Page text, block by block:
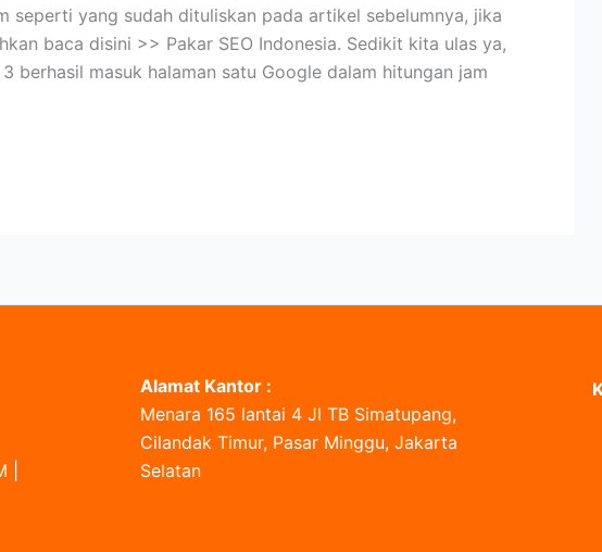
seperti yang sudah dituliskan pada artikel sebelumnya, jika
baca disini >> Pakar SEO Indonesia. Sedikit kita ulas ya,
berhasil masuk halaman satu Google dalam hitungan jam
Alamat Kantor :
Menara 165 lantai 4 Jl TB Simatupang,
Cilandak Timur, Pasar Minggu, Jakarta
Selatan